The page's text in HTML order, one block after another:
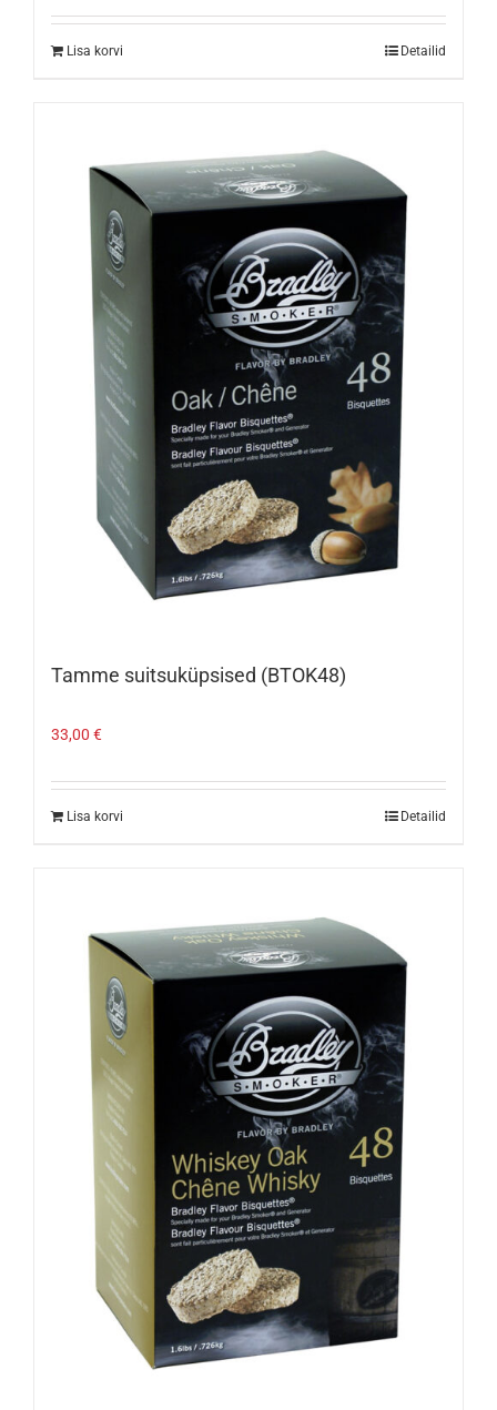
Lisa korvi Detailid
Tamme suitsuküpsised (BTOK48)
33,00 €
Lisa korvi Detailid